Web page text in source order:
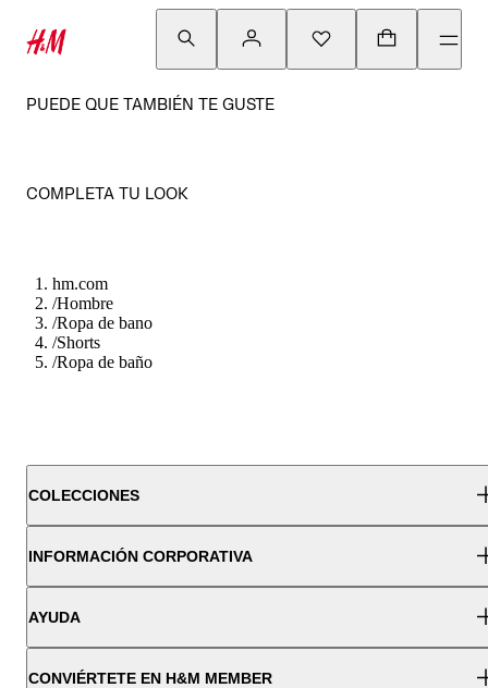
PUEDE QUE TAMBIÉN TE GUSTE
COMPLETA TU LOOK
hm.com
/Hombre
/Ropa de bano
/Shorts
/Ropa de baño
COLECCIONES
INFORMACIÓN CORPORATIVA
AYUDA
CONVIÉRTETE EN H&M MEMBER